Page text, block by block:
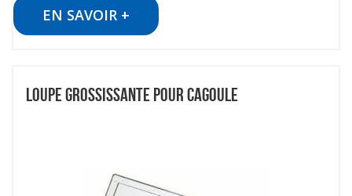
EN SAVOIR +
LOUPE GROSSISSANTE POUR CAGOULE